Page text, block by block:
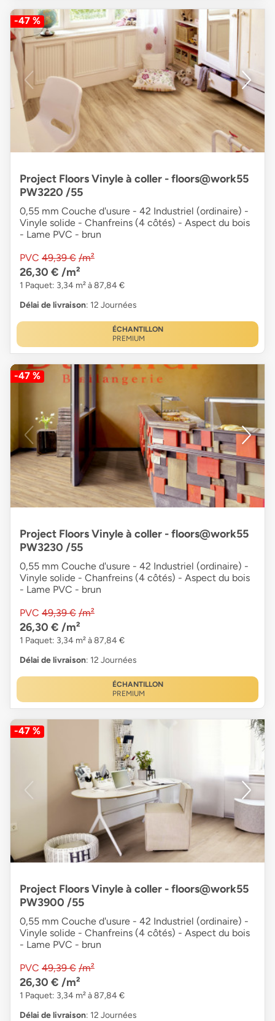
-47 %
Project Floors Vinyle à coller - floors@work55
PW3220 /55
0,55 mm Couche d'usure - 42 Industriel (ordinaire) -
Vinyle solide - Chanfreins (4 côtés) - Aspect du bois
- Lame PVC - brun
PVC 49,39 € /m²
26,30 € /m²
1 Paquet: 3,34 m² à 87,84 €
Délai de livraison: 12 Journées
ÉCHANTILLON
PREMIUM
-47 %
Project Floors Vinyle à coller - floors@work55
PW3230 /55
0,55 mm Couche d'usure - 42 Industriel (ordinaire) -
Vinyle solide - Chanfreins (4 côtés) - Aspect du bois
- Lame PVC - brun
PVC 49,39 € /m²
26,30 € /m²
1 Paquet: 3,34 m² à 87,84 €
Délai de livraison: 12 Journées
ÉCHANTILLON
PREMIUM
-47 %
Project Floors Vinyle à coller - floors@work55
PW3900 /55
0,55 mm Couche d'usure - 42 Industriel (ordinaire) -
Vinyle solide - Chanfreins (4 côtés) - Aspect du bois
- Lame PVC - brun
PVC 49,39 € /m²
26,30 € /m²
1 Paquet: 3,34 m² à 87,84 €
Délai de livraison: 12 Journées